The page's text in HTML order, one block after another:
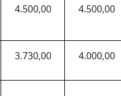
4.500,00 4.500,00
3.730,00 4.000,00